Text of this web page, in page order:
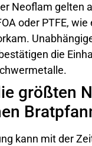
Neoflam gelten
oder PTFE, wie
die
größten
kann mit der